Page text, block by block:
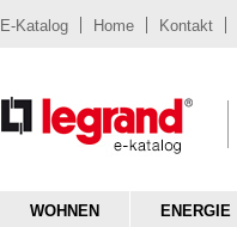
E-Katalog Home Kontakt
WOHNEN ENERGIE